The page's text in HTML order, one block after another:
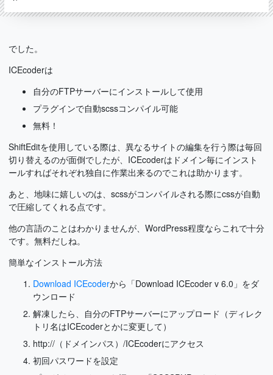
でした。
ICEcoderは
自分のFTPサーバーにインストールして使用
プラグインで自動scssコンパイル可能
無料！
ShiftEditを使用している際は、異なるサイトの編集を行う際は毎回
切り替えるのが面倒でしたが、ICEcoderはドメイン毎にインスト
ールすればそれぞれ独自に作業出来るのでこれは助かります。
あと、地味に嬉しいのは、scssがコンパイルされる際にcssが自動
で圧縮してくれる点です。
他の言語のことはわかりませんが、WordPress程度ならこれで十分
です。無料だしね。
簡単なインストール方法
Download ICEcoderから「Download ICEcoder v 6.0」をダ
ウンロード
解凍したら、自分のFTPサーバーにアップロード（ディレク
トリ名はICEcoderとかに変更して）
http://（ドメインパス）/ICEcoderにアクセス
初回パスワードを設定